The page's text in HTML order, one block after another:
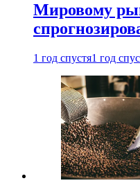
Мировому
1 год спустя1 год